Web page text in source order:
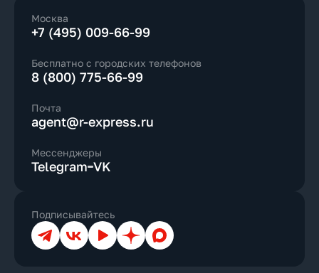
Москва
+7 (495) 009-66-99
Бесплатно с городских телефонов
8 (800) 775-66-99
Почта
agent@r-express.ru
Мессенджеры
Telegram VK
Подписывайтесь
ТелеграмВКонтакте
YouTubeДзен Max